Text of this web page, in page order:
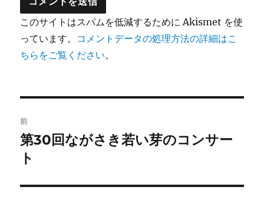
このサイトはスパムを低減するために Akismet を使
っています。 コメントデータの処理方法の詳細はこ
ちらをご覧ください。
稿
ナ
ビ
前
前
の
稿:
第30回ながさき若い芽のコンサー
ト